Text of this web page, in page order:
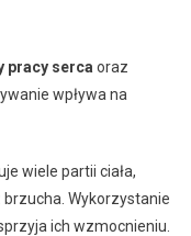
pracy serca oraz
wpływa na
wiele partii ciała,
Wykorzystanie
ich wzmocnieniu.